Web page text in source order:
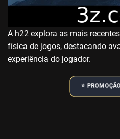
A h22 explora as mais
física de jogos, destacando
experiência do jogador.
⭐️